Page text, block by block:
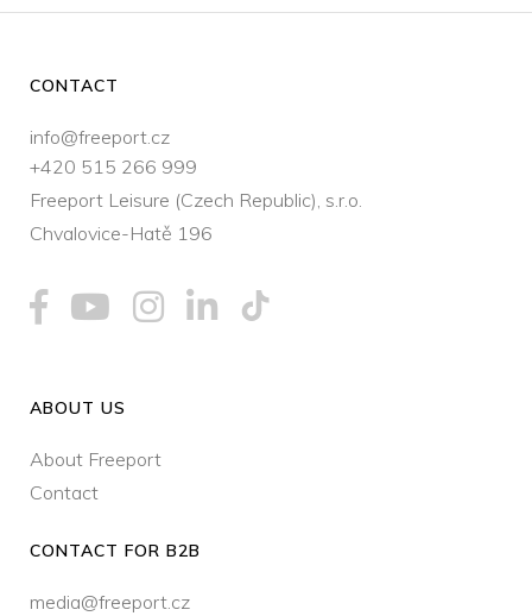
CONTACT
info@freeport.cz
+420 515 266 999
Freeport Leisure (Czech Republic), s.r.o.
Chvalovice-Hatě 196
ABOUT US
About Freeport
Contact
CONTACT FOR B2B
media@freeport.cz